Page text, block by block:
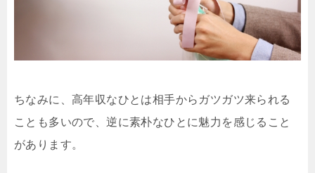
ちなみに、高年収なひとは相手からガツガツ来られる
ことも多いので、逆に素朴なひとに魅力を感じること
があります。